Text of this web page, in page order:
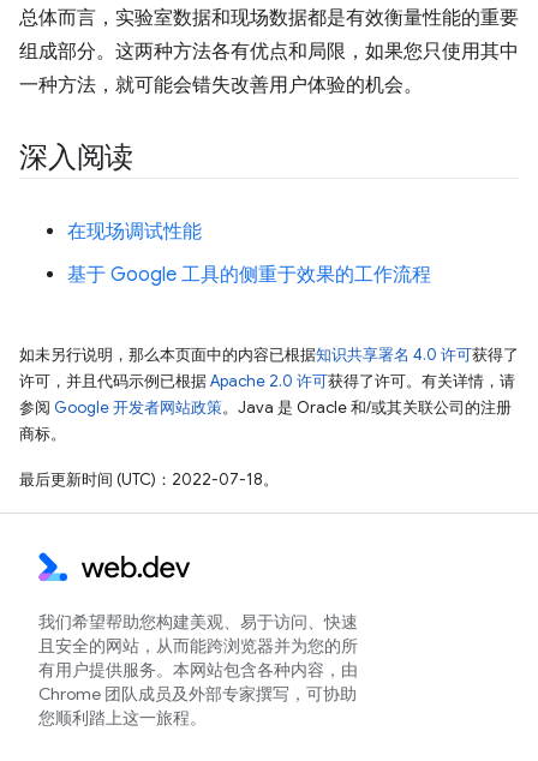
总体而言，实验室数据和现场数据都是有效衡量性能的重要
组成部分。这两种方法各有优点和局限，如果您只使用其中
一种方法，就可能会错失改善用户体验的机会。
深入阅读
在现场调试性能
基于 Google 工具的侧重于效果的工作流程
如未另行说明，那么本页面中的内容已根据知识共享署名 4.0 许可获得了
许可，并且代码示例已根据Apache 2.0 许可获得了许可。有关详情，请
参阅 Google 开发者网站政策。Java 是 Oracle 和/或其关联公司的注册
商标。
最后更新时间 (UTC)：2022-07-18。
我们希望帮助您构建美观、易于访问、快速
且安全的网站，从而能跨浏览器并为您的所
有用户提供服务。本网站包含各种内容，由
Chrome 团队成员及外部专家撰写，可协助
您顺利踏上这一旅程。